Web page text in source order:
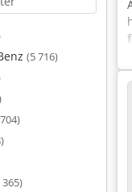
(5 716)
365)